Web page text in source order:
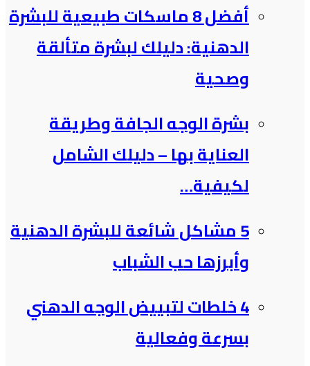
أفضل 8 ماسكات طبيعية للبشرة
الدهنية: دليلك لبشرة متألقة
وصحية
بشرة الوجه الجافة وطريقة
العناية بها – دليلك الشامل
لكيفية…
5 مشاكل شائعة للبشرة الدهنية
وأبرزها حب الشباب
4 خلطات لتبييض الوجه الدهني
بسرعة وفعالية